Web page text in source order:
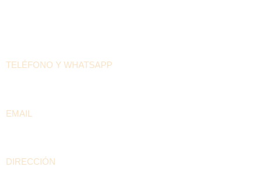
TELÉFONO Y WHATSAPP
EMAIL
DIRECCIÓN